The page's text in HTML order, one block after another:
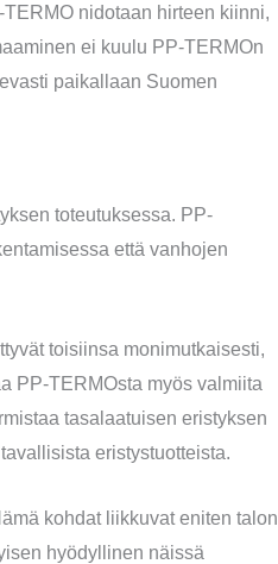
nidotaan hirteen kiinni,
ei kuulu PP-TERMOn
paikallaan Suomen
toteutuksessa. PP-
että vanhojen
toisiinsa monimutkaisesti,
PP-TERMOsta myös valmiita
tasalaatuisen eristyksen
eristystuotteista.
kohdat liikkuvat eniten talon
hyödyllinen näissä